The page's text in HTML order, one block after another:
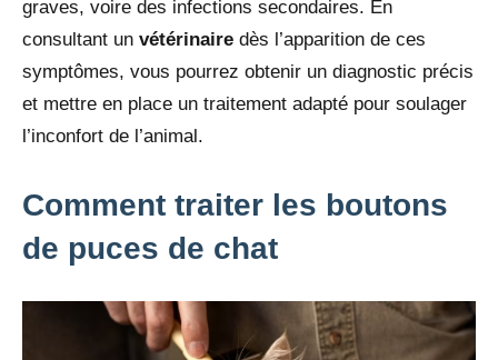
graves, voire des infections secondaires. En
consultant un vétérinaire dès l’apparition de ces
symptômes, vous pourrez obtenir un diagnostic précis
et mettre en place un traitement adapté pour soulager
l’inconfort de l’animal.
Comment traiter les boutons
de puces de chat